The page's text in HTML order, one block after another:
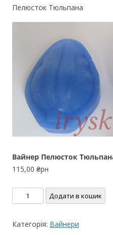
Пелюсток Тюльпана
Вайнер Пелюсток
115,00 ₴рн
Вайнер
Пелюсток
кількість
Додати в кошик
Категорія: Вайнери